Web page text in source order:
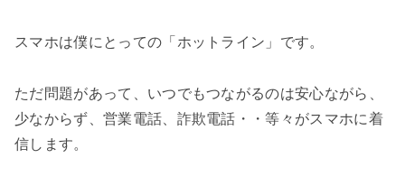
スマホは僕にとっての「ホットライン」です。
ただ問題があって、いつでもつながるのは安心ながら、
少なからず、営業電話、詐欺電話・・等々がスマホに着
信します。